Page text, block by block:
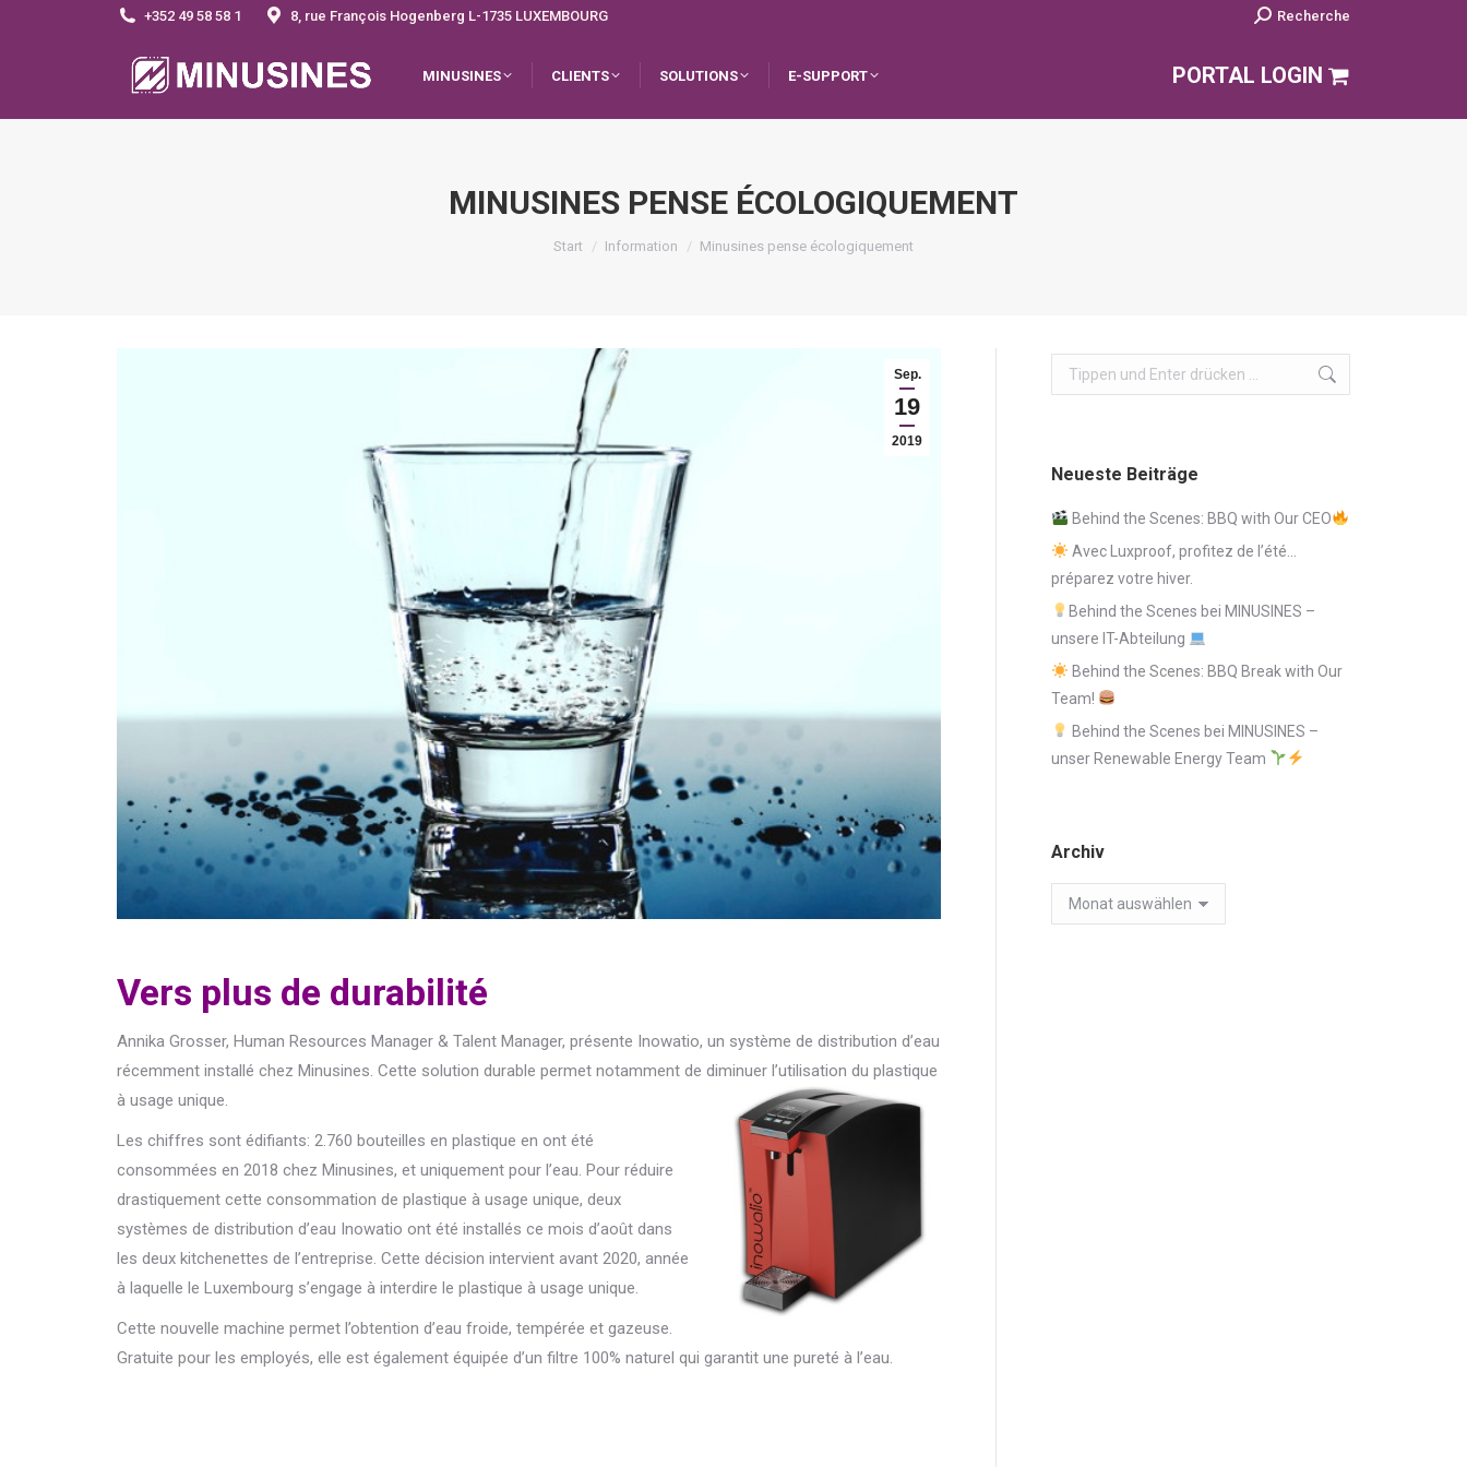
+352 49 58 58 1 8, rue François Hogenberg L-1735 LUXEMBOURG Search:Recherche
MINUSINES CLIENTS SOLUTIONS E-SUPPORT PORTAL LOGIN
MINUSINES PENSE ÉCOLOGIQUEMENT
Sie befinden sich hier:
Start Information Minusines pense écologiquement
Sep.
19
2019
Vers plus de durabilité
Annika Grosser, Human Resources Manager & Talent Manager, présente Inowatio, un système de distribution d’eau
récemment installé chez Minusines. Cette solution durable permet notamment de diminuer l’utilisation du plastique
à usage unique.
Les chiffres sont édifiants: 2.760 bouteilles en plastique en ont été
consommées en 2018 chez Minusines, et uniquement pour l’eau. Pour réduire
drastiquement cette consommation de plastique à usage unique, deux
systèmes de distribution d’eau Inowatio ont été installés ce mois d’août dans
les deux kitchenettes de l’entreprise. Cette décision intervient avant 2020, année
à laquelle le Luxembourg s’engage à interdire le plastique à usage unique.
Cette nouvelle machine permet l’obtention d’eau froide, tempérée et gazeuse.
Gratuite pour les employés, elle est également équipée d’un filtre 100% naturel qui garantit une pureté à l’eau.
Search:
Neueste Beiträge
Behind the Scenes: BBQ with Our CEO
Avec Luxproof, profitez de l’été…
préparez votre hiver.
Behind the Scenes bei MINUSINES –
unsere IT-Abteilung
Behind the Scenes: BBQ Break with Our
Team!
Behind the Scenes bei MINUSINES –
unser Renewable Energy Team
Archiv
Archiv